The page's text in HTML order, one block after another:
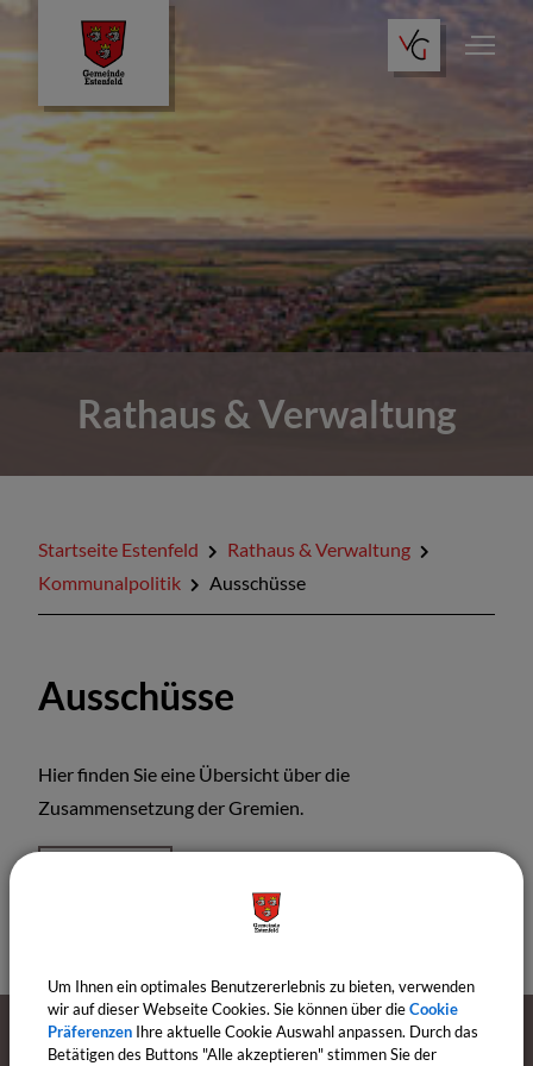
Rathaus & Verwaltung
Dienste im Rathaus
Mitteilungsblatt
Rathaus & Verwaltung
Startseite Estenfeld
Rathaus & Verwaltung
Kommunalpolitik
Ausschüsse
Ausschüsse
Hier finden Sie eine Übersicht über die
Zusammensetzung der Gremien.
Um Ihnen ein optimales Benutzererlebnis zu bieten, verwenden
wir auf dieser Webseite Cookies. Sie können über dieCookie
Präferenzen Ihre aktuelle Cookie Auswahl anpassen. Durch das
Betätigen des Buttons "Alle akzeptieren" stimmen Sie der